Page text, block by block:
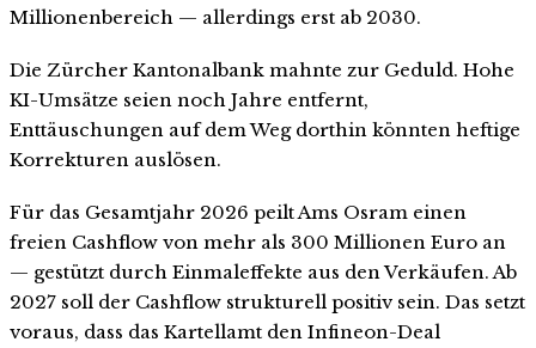
Millionenbereich — allerdings erst ab 2030.
Die Zürcher Kantonalbank mahnte zur Geduld. Hohe
KI-Umsätze seien noch Jahre entfernt,
Enttäuschungen auf dem Weg dorthin könnten heftige
Korrekturen auslösen.
Für das Gesamtjahr 2026 peilt Ams Osram einen
freien Cashflow von mehr als 300 Millionen Euro an
— gestützt durch Einmaleffekte aus den Verkäufen. Ab
2027 soll der Cashflow strukturell positiv sein. Das setzt
voraus, dass das Kartellamt den Infineon-Deal